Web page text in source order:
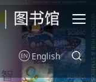
English